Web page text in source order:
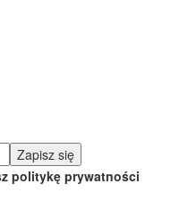
politykę prywatności